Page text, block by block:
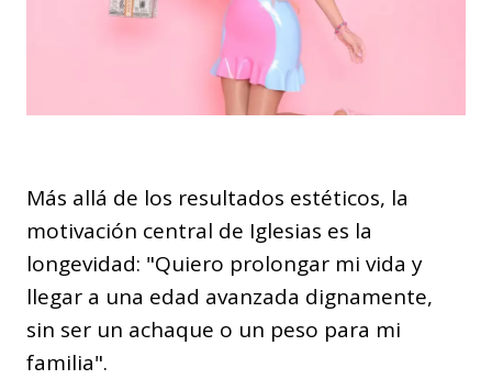
Más allá de los resultados estéticos, la
motivación central de Iglesias es la
longevidad: "Quiero prolongar mi vida y
llegar a una edad avanzada dignamente,
sin ser un achaque o un peso para mi
familia".